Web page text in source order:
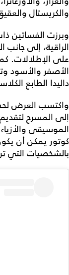
والكريستال
وبرزت الفساتين
الراقية، إلى
على الإطلالات.
الأصفر والأسود
داليدا الطابع
واكتسب العرض
إلى المسرح
الموسيقى
كوتور يمكن أن
بالشخصيات التي